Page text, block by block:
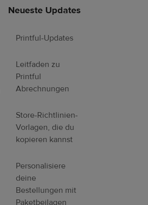
Neueste Updates
Printful-Updates
Leitfaden zu
Printful
Abrechnungen
Store-Richtlinien-
Vorlagen, die du
kopieren kannst
Personalisiere
deine
Bestellungen mit
Paketbeilagen